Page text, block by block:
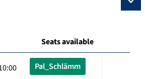
Seats available
Pal_Schlämm